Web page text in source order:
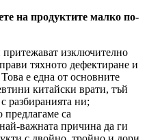
на продуктите малко по-
изключително
тяхното дефектиране и
е една от основните
китайски врати, тъй
разбиранията ни;
са
важната причина да ги